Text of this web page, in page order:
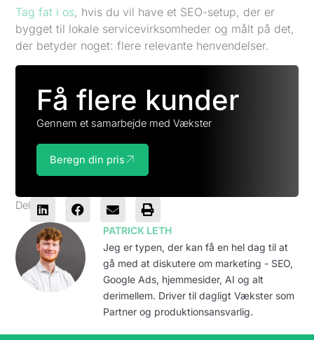
Tag fat i os, hvis du vil have et SEO-setup, der er
bygget til lokale servicevirksomheder og målt på det,
der betyder noget: flere relevante henvendelser.
Få flere kunder
Gennem et samarbejde med Vækster
Beregn din pris
Del
PATRICK LETH
Jeg er typen, der kan få en hel dag til at
gå med at diskutere om marketing - SEO,
Google Ads, hjemmesider, AI og alt
derimellem. Driver til dagligt Vækster som
Partner og produktionsansvarlig.